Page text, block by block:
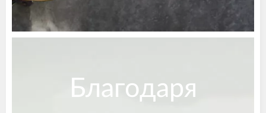
Благодаря